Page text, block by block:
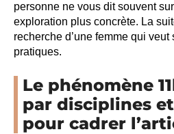
personne ne vous dit souvent
exploration plus concrète. La
recherche d’une femme qui veut
pratiques.
Le phénomène
par disciplines
pour cadrer